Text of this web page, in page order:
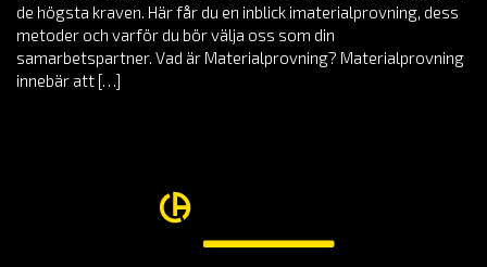
de högsta kraven. Här får du en inblick imaterialprovning, dess
metoder och varför du bör välja oss som din
samarbetspartner. Vad är Materialprovning? Materialprovning
innebär att […]